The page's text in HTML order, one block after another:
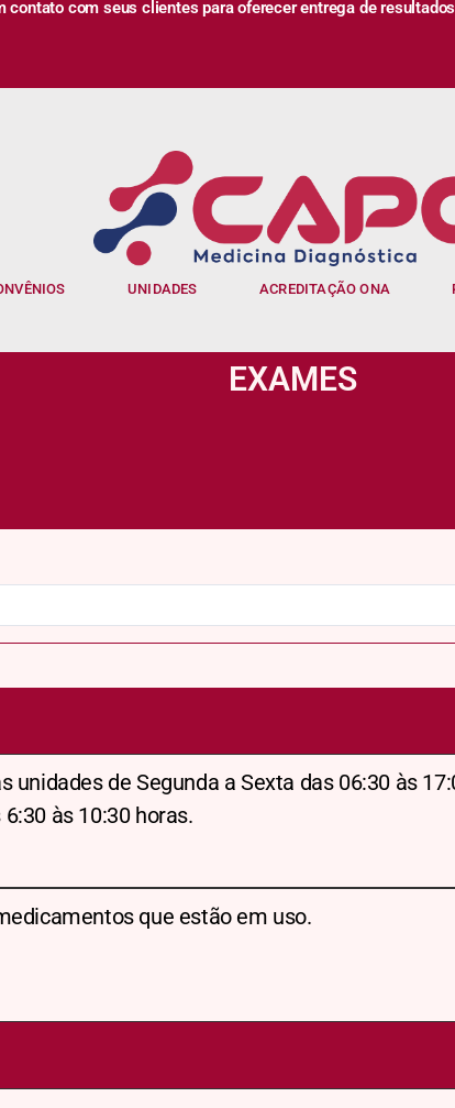
contato com seus clientes para oferecer entrega de
UNIDADES ACREDITAÇÃO ONA
EXAMES
unidades de Segunda a Sexta das 06:30 às
às 10:30 horas.
que estão em uso.